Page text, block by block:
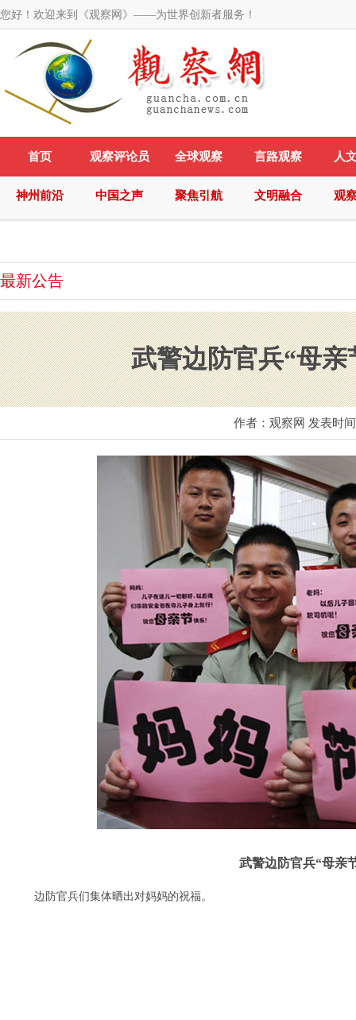
您好！欢迎来到《观察网》——为世界创新者服务！
首页 观察评论员 全球观察 言路观察 人
神州前沿 中国之声 聚焦引航 文明融合 观
最新公告
武警边防官兵“母
作者：观察网 发表时
武警边防官兵“母亲
边防官兵们集体晒出对妈妈的祝福。